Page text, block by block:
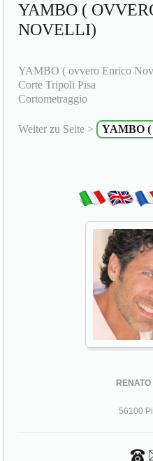
YAMBO (
NOVELLI)
YAMBO ( ovvero Enrico
Corte Tripoli Pisa
Cortometraggio
Weiter zu Seite > YAMBO (
56100